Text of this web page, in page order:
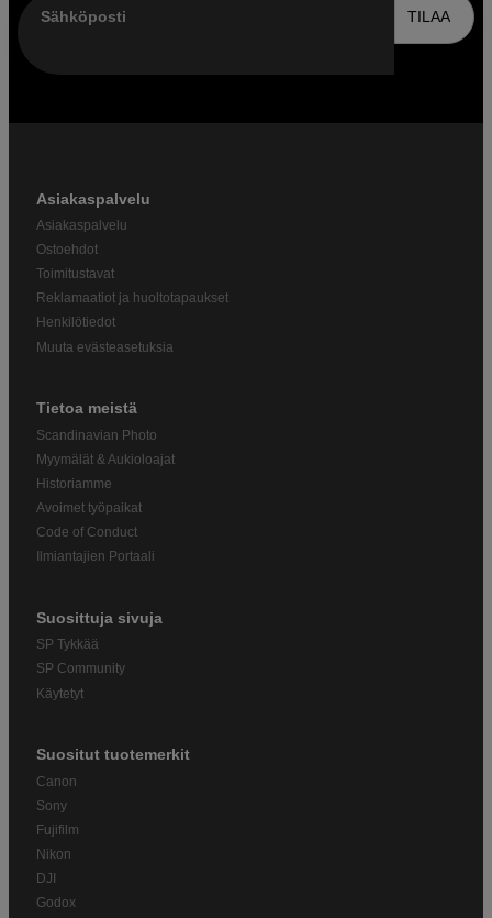
Sähköposti TILAA
Asiakaspalvelu
Asiakaspalvelu
Ostoehdot
Toimitustavat
Reklamaatiot ja huoltotapaukset
Henkilötiedot
Muuta evästeasetuksia
Tietoa meistä
Scandinavian Photo
Myymälät & Aukioloajat
Historiamme
Avoimet työpaikat
Code of Conduct
Ilmiantajien Portaali
Suosittuja sivuja
SP Tykkää
SP Community
Käytetyt
Suositut tuotemerkit
Canon
Sony
Fujifilm
Nikon
DJI
Godox